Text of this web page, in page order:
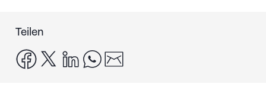
Teilen
facebook
x linkedinwhatsapp